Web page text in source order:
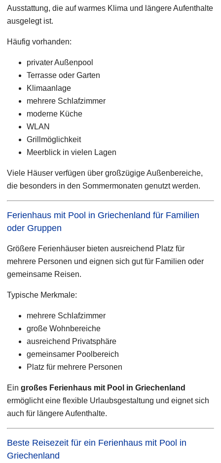
Ausstattung, die auf warmes Klima und längere Aufenthalte
ausgelegt ist.
Häufig vorhanden:
privater Außenpool
Terrasse oder Garten
Klimaanlage
mehrere Schlafzimmer
moderne Küche
WLAN
Grillmöglichkeit
Meerblick in vielen Lagen
Viele Häuser verfügen über großzügige Außenbereiche,
die besonders in den Sommermonaten genutzt werden.
Ferienhaus mit Pool in Griechenland für Familien
oder Gruppen
Größere Ferienhäuser bieten ausreichend Platz für
mehrere Personen und eignen sich gut für Familien oder
gemeinsame Reisen.
Typische Merkmale:
mehrere Schlafzimmer
große Wohnbereiche
ausreichend Privatsphäre
gemeinsamer Poolbereich
Platz für mehrere Personen
Ein großes Ferienhaus mit Pool in Griechenland
ermöglicht eine flexible Urlaubsgestaltung und eignet sich
auch für längere Aufenthalte.
Beste Reisezeit für ein Ferienhaus mit Pool in
Griechenland